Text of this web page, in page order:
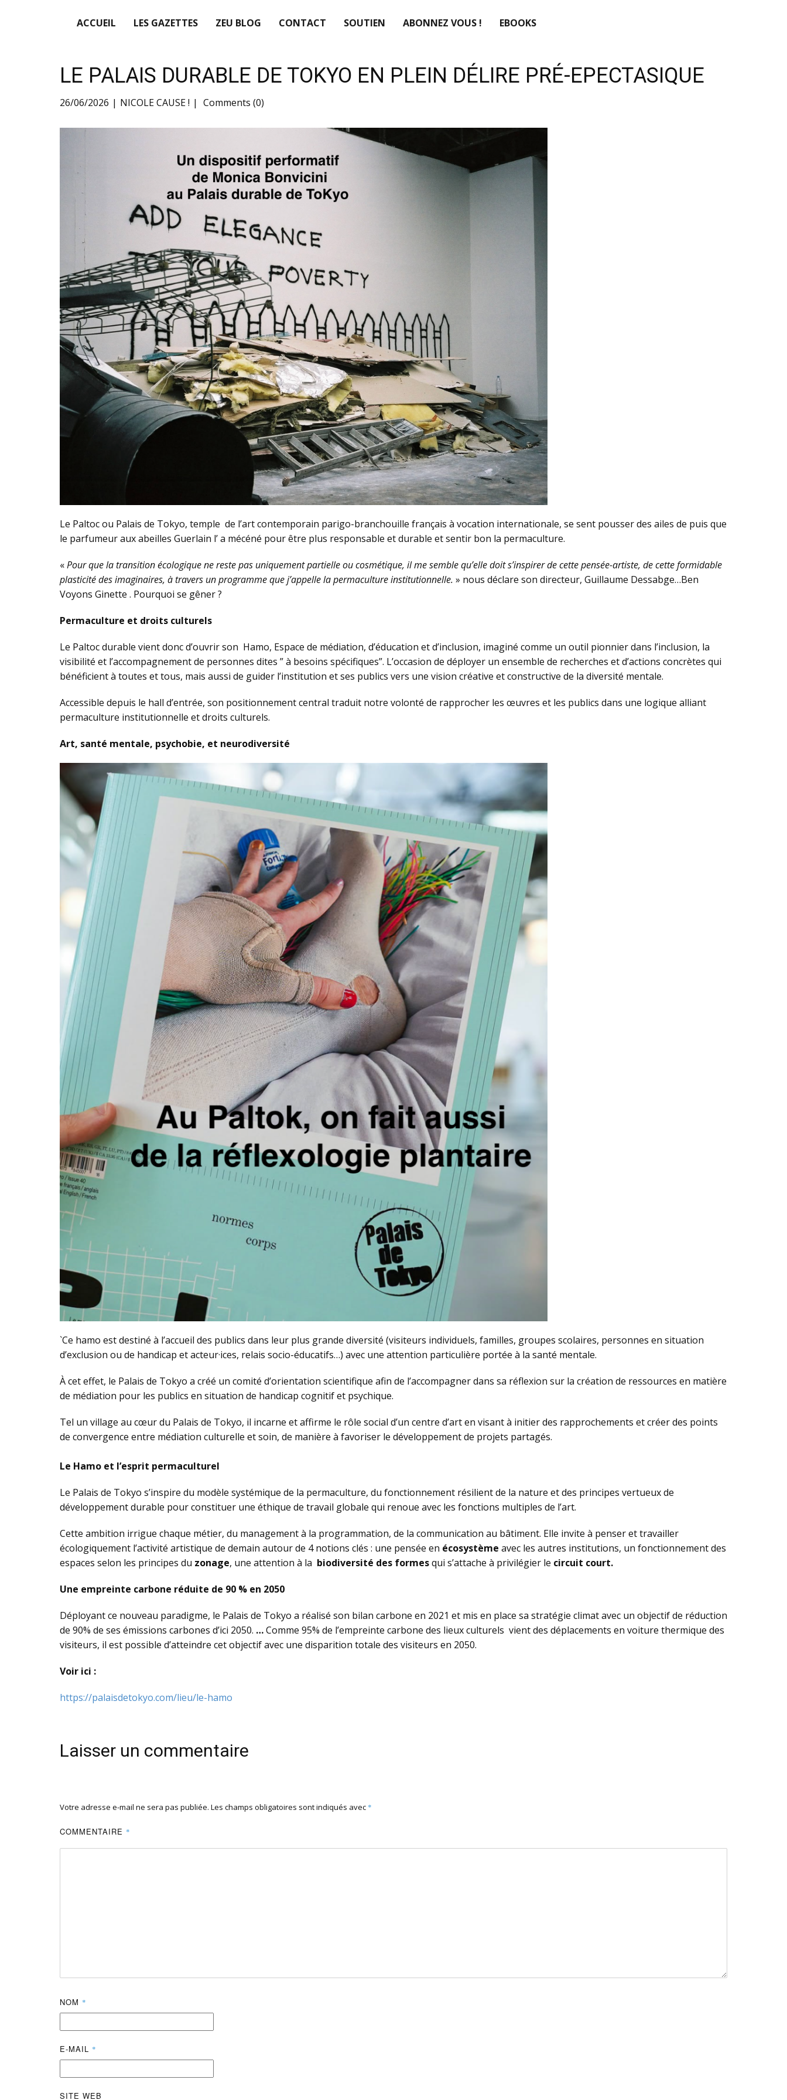
ACCUEIL LES GAZETTES ZEU BLOG CONTACT SOUTIEN ABONNEZ VOUS ! EBOOKS
LE PALAIS DURABLE DE TOKYO EN PLEIN DÉLIRE PRÉ-EPECTASIQUE
26/06/2026 NICOLE CAUSE ! Comments (0)
Le Paltoc ou Palais de Tokyo, temple de l’art contemporain parigo-branchouille français à vocation internationale, se sent pousser des ailes de puis que
le parfumeur aux abeilles Guerlain l’ a mécéné pour être plus responsable et durable et sentir bon la permaculture.
«Pour que la transition écologique ne reste pas uniquement partielle ou cosmétique, il me semble qu’elle doit s’inspirer de cette pensée-artiste, de cette formidable
plasticité des imaginaires, à travers un programme que j’appelle la permaculture institutionnelle. » nous déclare son directeur, Guillaume Dessabge…Ben
Voyons Ginette . Pourquoi se gêner ?
Permaculture et droits culturels
Le Paltoc durable vient donc d’ouvrir son Hamo, Espace de médiation, d’éducation et d’inclusion, imaginé comme un outil pionnier dans l’inclusion, la
visibilité et l’accompagnement de personnes dites ” à besoins spécifiques”. L’occasion de déployer un ensemble de recherches et d’actions concrètes qui
bénéficient à toutes et tous, mais aussi de guider l’institution et ses publics vers une vision créative et constructive de la diversité mentale.
Accessible depuis le hall d’entrée, son positionnement central traduit notre volonté de rapprocher les œuvres et les publics dans une logique alliant
permaculture institutionnelle et droits culturels.
Art, santé mentale, psychobie, et neurodiversité
`Ce hamo est destiné à l’accueil des publics dans leur plus grande diversité (visiteurs individuels, familles, groupes scolaires, personnes en situation
d’exclusion ou de handicap et acteur·ices, relais socio-éducatifs…) avec une attention particulière portée à la santé mentale.
À cet effet, le Palais de Tokyo a créé un comité d’orientation scientifique afin de l’accompagner dans sa réflexion sur la création de ressources en matière
de médiation pour les publics en situation de handicap cognitif et psychique.
Tel un village au cœur du Palais de Tokyo, il incarne et affirme le rôle social d’un centre d’art en visant à initier des rapprochements et créer des points
de convergence entre médiation culturelle et soin, de manière à favoriser le développement de projets partagés.
Le Hamo et l’esprit permaculturel
Le Palais de Tokyo s’inspire du modèle systémique de la permaculture, du fonctionnement résilient de la nature et des principes vertueux de
développement durable pour constituer une éthique de travail globale qui renoue avec les fonctions multiples de l’art.
Cette ambition irrigue chaque métier, du management à la programmation, de la communication au bâtiment. Elle invite à penser et travailler
écologiquement l’activité artistique de demain autour de 4 notions clés : une pensée en écosystème avec les autres institutions, un fonctionnement des
espaces selon les principes du zonage, une attention à la biodiversité des formesqui s’attache à privilégier le circuit court.
Une empreinte carbone réduite de 90 % en 2050
Déployant ce nouveau paradigme, le Palais de Tokyo a réalisé son bilan carbone en 2021 et mis en place sa stratégie climat avec un objectif de réduction
de 90% de ses émissions carbones d’ici 2050. …Comme 95% de l’empreinte carbone des lieux culturels vient des déplacements en voiture thermique des
visiteurs, il est possible d’atteindre cet objectif avec une disparition totale des visiteurs en 2050.
Voir ici :
https://palaisdetokyo.com/lieu/le-hamo
Laisser un commentaire
Votre adresse e-mail ne sera pas publiée. Les champs obligatoires sont indiqués avec *
COMMENTAIRE *
NOM *
E-MAIL *
SITE WEB